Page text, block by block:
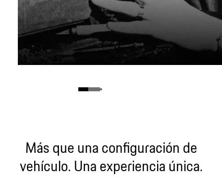
Más que una configuración de
vehículo. Una experiencia única.